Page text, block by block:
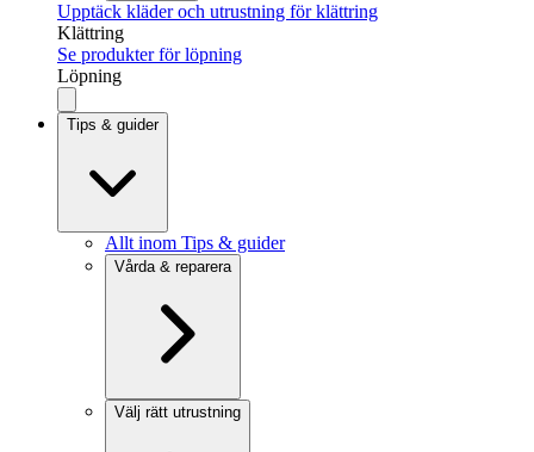
Upptäck kläder och utrustning för klättring
Klättring
Se produkter för löpning
Löpning
Tips & guider
Allt inom Tips & guider
Vårda & reparera
Välj rätt utrustning